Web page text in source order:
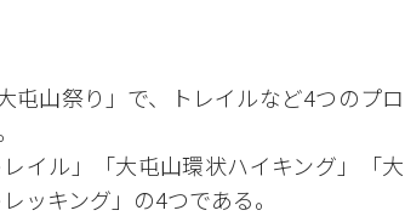
屯山祭り」で、トレイルなど4つのプロ
イル」「大屯山環状ハイキング」「大
ッキング」の4つである。